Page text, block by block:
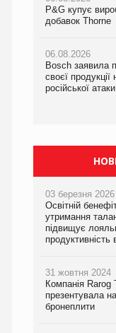
P&G купує
добавок Thorne
06.08.2026
Bosch заявила
своєї продукції
російської атаки
P&G купує
добавок Thorne
06.08.2026
Bosch заявила
своєї продукції
російської атаки
P&G купує
добавок Thorne
06.08.2026
Bosch заявила
своєї продукції
російської атаки
03 березня 2026
Освітній
утримання
підвищує
31 жовтня 2024
Компанія Rarog
презентувала
бронеплити